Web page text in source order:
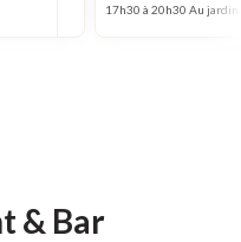
17h30 à 20h30 Au
& Bar